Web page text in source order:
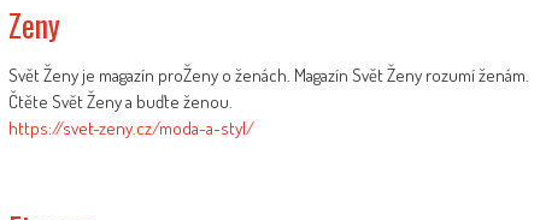
Zeny
Svět Ženy je magazín proŽeny o ženách. Magazín Svět Ženy rozumí ženám.
Čtěte Svět Ženy a buďte ženou.
https://svet-zeny.cz/moda-a-styl/